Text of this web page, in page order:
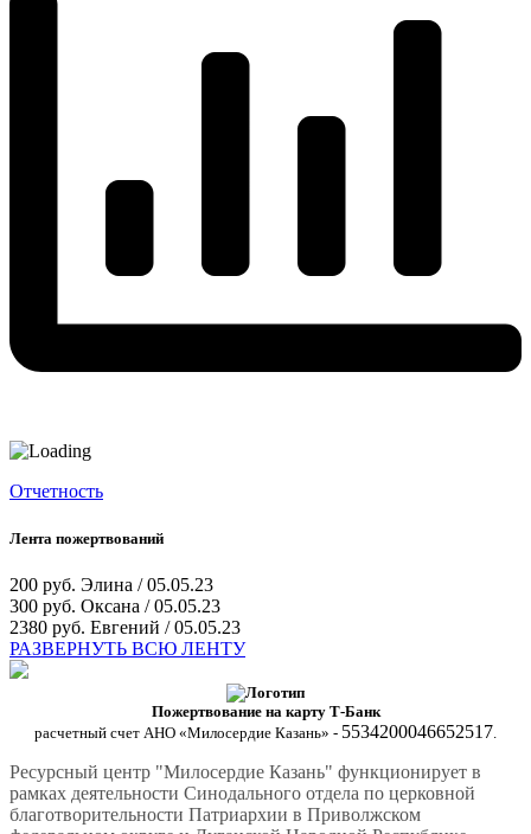
Отчетность
Лента пожертвований
200 руб. Элина / 05.05.23
300 руб. Оксана / 05.05.23
2380 руб. Евгений / 05.05.23
РАЗВЕРНУТЬ ВСЮ ЛЕНТУ
Пожертвование на карту Т-Банк
расчетный счет АНО «Милосердие Казань» - 5534200046652517
Ресурсный центр "Милосердие Казань" функционирует в
рамках деятельности Синодального отдела по церковной
благотворительности Патриархии в Приволжском